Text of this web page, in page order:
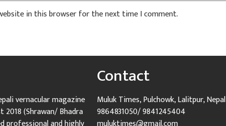
in this browser for the next time I comment.
vernacular magazine
(Shrawan/ Bhadra
Contact
Muluk Times, Pulchowk, Lalitpur, Nepal
9864831050/ 9841245404